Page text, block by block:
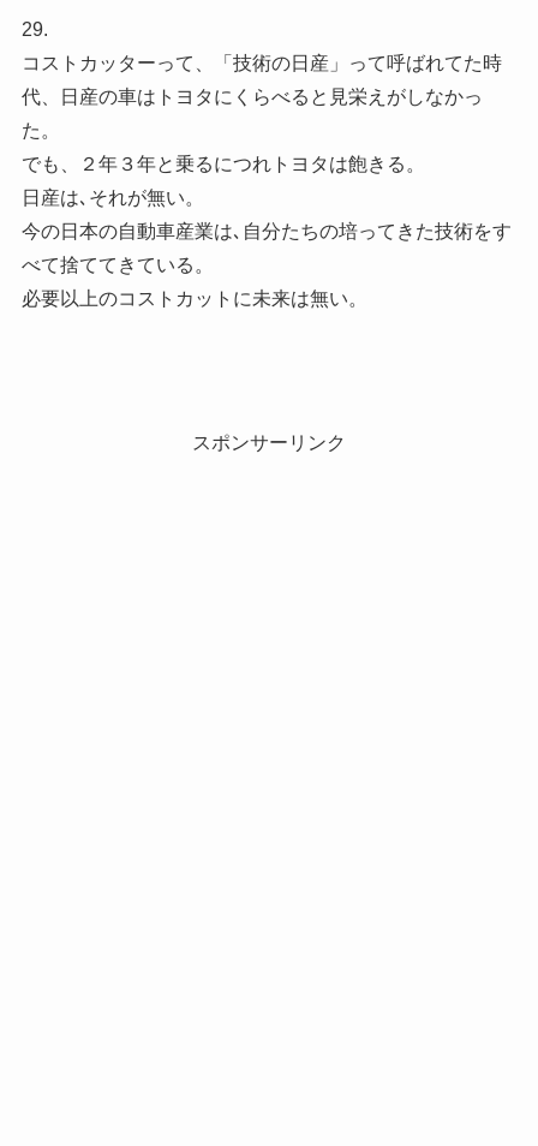
29.
コストカッターって、「技術の日産」って呼ばれてた時
代、日産の車はトヨタにくらべると見栄えがしなかっ
た。
でも、２年３年と乗るにつれトヨタは飽きる。
日産は､それが無い。
今の日本の自動車産業は､自分たちの培ってきた技術をす
べて捨ててきている。
必要以上のコストカットに未来は無い。
スポンサーリンク